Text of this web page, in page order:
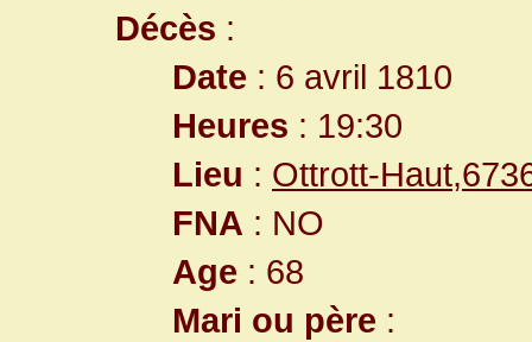
Décès :
Date : 6 avril 1810
Heures : 19:30
Lieu : Ottrott-
FNA : NO
Age : 68
Mari ou père :